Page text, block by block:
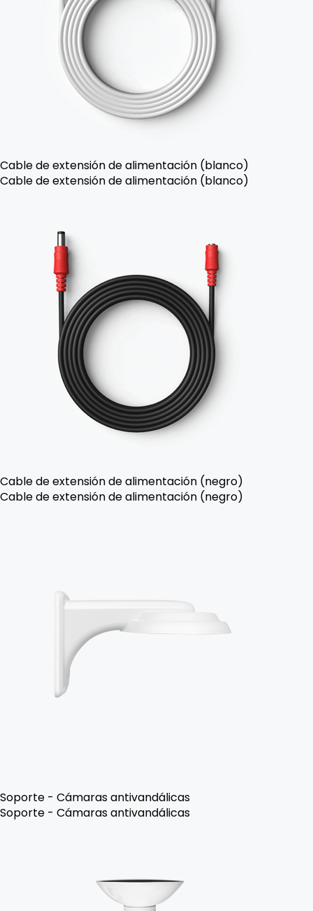
Cable de extensión de alimentación (blanco)
Cable de extensión de alimentación (blanco)
Cable de extensión de alimentación (negro)
Cable de extensión de alimentación (negro)
Soporte - Cámaras antivandálicas
Soporte - Cámaras antivandálicas